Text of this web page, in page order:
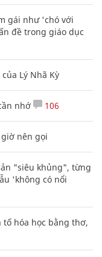
gái như 'chó với
đề trong giáo dục
Lý Nhã Kỳ
nhớ 106
nên gọi
"siêu khủng", từng
'không có nổi
tố hóa học bằng thơ,